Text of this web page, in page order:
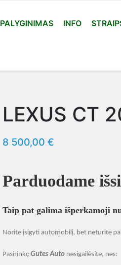
PALYGINIMAS INFO
LEXUS CT
8 500,00 €
Parduodame
Taip pat galima išperkamoji
Norite įsigyti automobilį, bet neturite
Pasirinkę Gutes Auto nesigailėsite, nes: